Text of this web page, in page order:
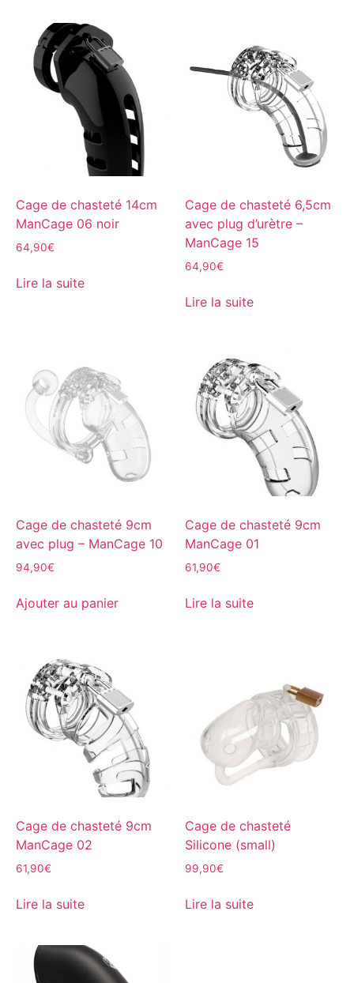
Cage de chasteté 14cm
ManCage 06 noir
64,90€
Lire la suite
Cage de chasteté 6,5cm
avec plug d’urètre –
ManCage 15
64,90€
Lire la suite
Cage de chasteté 9cm
avec plug – ManCage 10
94,90€
Ajouter au panier
Cage de chasteté 9cm
ManCage 01
61,90€
Lire la suite
Cage de chasteté 9cm
ManCage 02
61,90€
Lire la suite
Cage de chasteté
Silicone (small)
99,90€
Lire la suite